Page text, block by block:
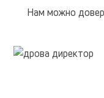
Нам можно